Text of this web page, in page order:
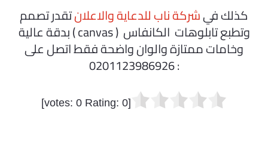
كذلك فيشركة ناب للدعاية والاعلانتقدر تصمم
وتطبع تابلوهات الكانفاس ( canvas ) بدقة عالية
وخامات ممتازة والوان واضحة فقط اتصل على
: 0201123986926
[votes:
0 Rating: 0
]